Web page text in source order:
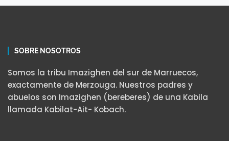
SOBRE NOSOTROS
Somos la tribu Imazighen del sur de Marruecos,
exactamente de Merzouga. Nuestros padres y
abuelos son Imazighen (bereberes) de una Kabila
llamada Kabilat-Ait- Kobach.